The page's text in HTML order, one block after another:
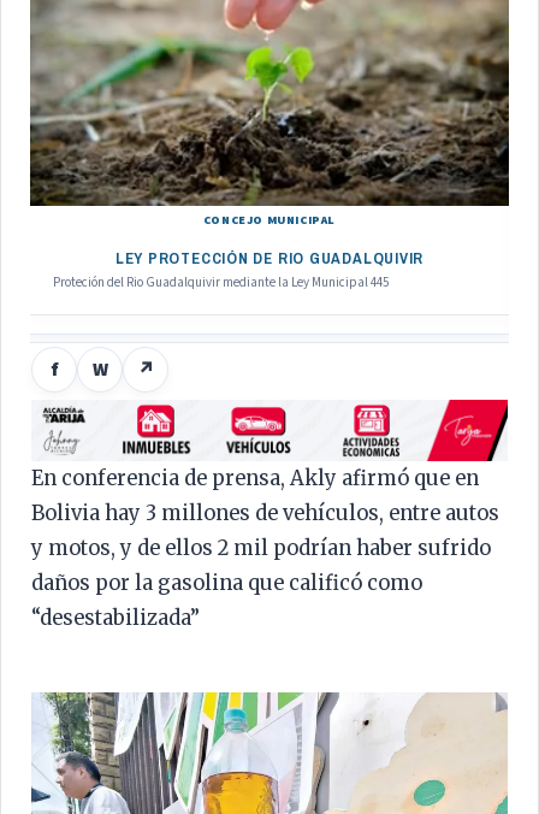
CONCEJO MUNICIPAL
LEY PROTECCIÓN DE RIO GUADALQUIVIR
Proteción del Rio Guadalquivir mediante la Ley Municipal 445
f W ↗
En conferencia de prensa, Akly afirmó que en
Bolivia hay 3 millones de vehículos, entre autos
y motos, y de ellos 2 mil podrían haber sufrido
daños por la gasolina que calificó como
“desestabilizada”